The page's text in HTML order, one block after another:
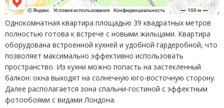
Однокомнатная квартира площадью 39 квадратных метров
полностью готова к встрече с новыми жильцами. Квартира
оборудована встроенной кухней и удобной гардеробной, что
позволяет максимально эффективно использовать
пространство. Из кухни можно попасть на застекленный
балкон: окна выходят на солнечную юго-восточную сторону.
Далее располагается зона спальни-гостиной с эффектным
фотообоями с видами Лондона.